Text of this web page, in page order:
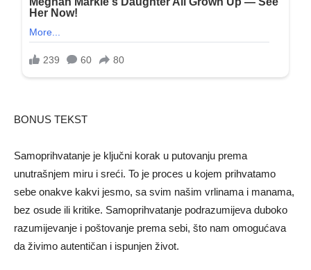
BONUS TEKST
Samoprihvatanje je ključni korak u putovanju prema
unutrašnjem miru i sreći. To je proces u kojem prihvatamo
sebe onakve kakvi jesmo, sa svim našim vrlinama i manama,
bez osude ili kritike. Samoprihvatanje podrazumijeva duboko
razumijevanje i poštovanje prema sebi, što nam omogućava
da živimo autentičan i ispunjen život.